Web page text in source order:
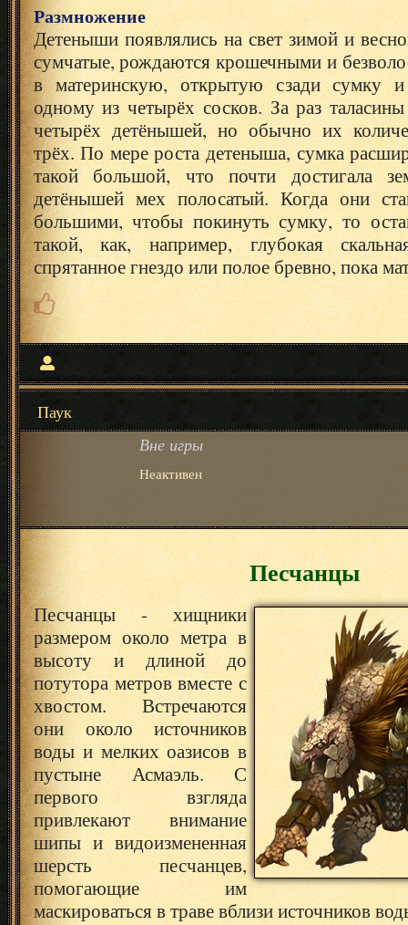
Размножение
Детеныши появлялись на свет зимой и
сумчатые, рождаются крошечными и
в материнскую, открытую сзади сумку
одному из четырёх сосков. За раз
четырёх детёнышей, но обычно их
трёх. По мере роста детеныша, сумка
такой большой, что почти достигала
детёнышей мех полосатый. Когда они
большими, чтобы покинуть сумку, то
такой, как, например, глубокая
спрятанное гнездо или полое бревно, пока
Паук
Вне игры
Неактивен
Песчанцы
Песчанцы - хищники
размером около метра в
высоту и длиной до
потутора метров вместе с
хвостом. Встречаются
они около источников
воды и мелких оазисов в
пустыне Асмаэль. С
первого взгляда
привлекают внимание
шипы и видоизмененная
шерсть песчанцев,
помогающие им
маскироваться в траве вблизи источников